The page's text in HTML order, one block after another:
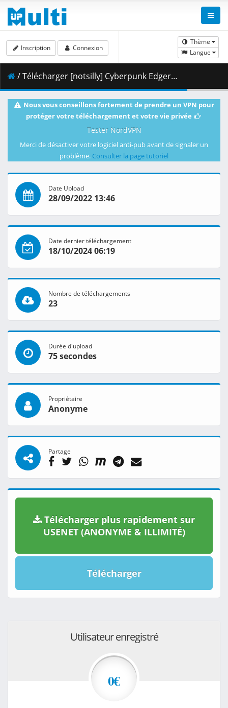
Thème
Langue
Inscription Connexion
/ Télécharger [notsilly] Cyberpunk Edgerunners - S01E02 (WEB-DL 1080p HEVC E-AC-3) .mkv.002 ( 491.23 MB )
Nous vous conseillons fortement de prendre un VPN pour
protéger votre téléchargement et votre vie privée
Tester NordVPN
Merci de désactiver votre logiciel anti-pub avant de signaler un
problème. Consulter la page tutoriel
Date Upload
28/09/2022 13:46
Date dernier téléchargement
18/10/2024 06:19
Nombre de téléchargements
23
Durée d'upload
75 secondes
Propriétaire
Anonyme
Partage
Télécharger plus rapidement sur
USENET (ANONYME & ILLIMITÉ)
Télécharger
Utilisateur enregistré
0€